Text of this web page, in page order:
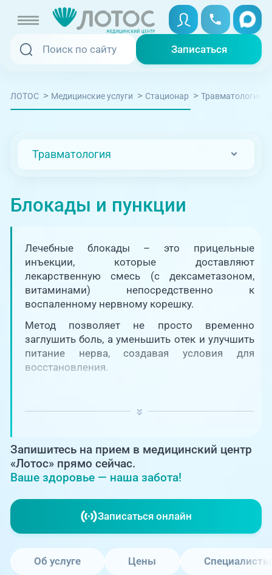
Записаться
Записаться
Услуги и цены
Отзывы
Адреса клиник
О клинике
Блог врачей
Новости
+7 (351) 220-00-03
Записаться онлайн
Вызвать скорую
Медицина на дому
Телемедицина
+7 (351) 220-00-03
Единая справочная служба,
запись на прием
+7 (351) 220-03-03
Центр амбулаторной
онкологической помощи
ЛОТОС > Медицинские услуги > Стационар > Травматология
Травматология
Блокады и пункции
Лечебные блокады – это прицельные
инъекции, которые доставляют
лекарственную смесь (с дексаметазоном,
витаминами) непосредственно к
воспаленному нервному корешку.
Метод позволяет не просто временно
заглушить боль, а уменьшить отек и улучшить
питание нерва, создавая условия для
восстановления.
Запишитесь на прием в медицинский центр
«Лотос» прямо сейчас.
Ваше здоровье — наша забота!
Записаться онлайн
Об услуге Цены Специалисты